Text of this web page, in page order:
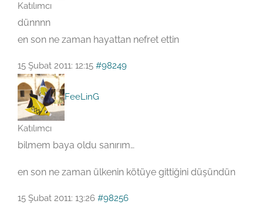
Katılımcı
dünnnn
en son ne zaman hayattan nefret ettin
15 Şubat 2011: 12:15 #98249
FeeLinG
Katılımcı
bilmem baya oldu sanırım…
en son ne zaman ülkenin kötüye gittiğini düşündün
15 Şubat 2011: 13:26 #98256